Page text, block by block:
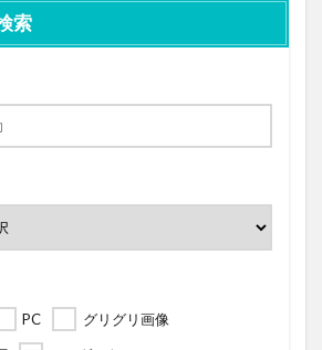
索
PC
グリグリ画像